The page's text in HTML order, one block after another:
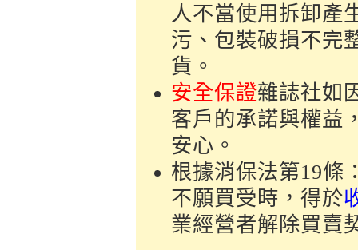
人不當使用拆卸產
污、包裝破損不完
貨。
安全保證雜誌社如
客戶的承諾與權益
安心。
根據消保法第19條
不願買受時，得於
業經營者解除買賣